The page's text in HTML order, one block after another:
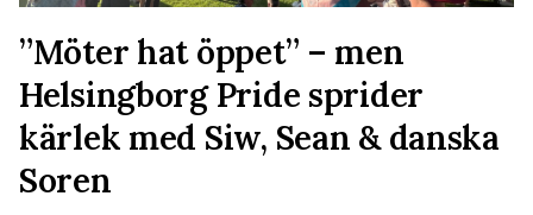
”Möter hat öppet” – men
Helsingborg Pride sprider
kärlek med Siw, Sean & danska
Soren